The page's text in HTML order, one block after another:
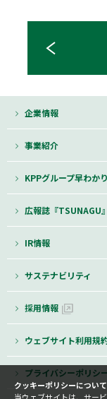
クッキーポリシーについて
企業情報
事業紹介
KPPグループ早わかり
広報誌『TSUNAGU』
IR情報
サステナビリティ
採用情報
ウェブサイト利用規
プライバシーポリシ